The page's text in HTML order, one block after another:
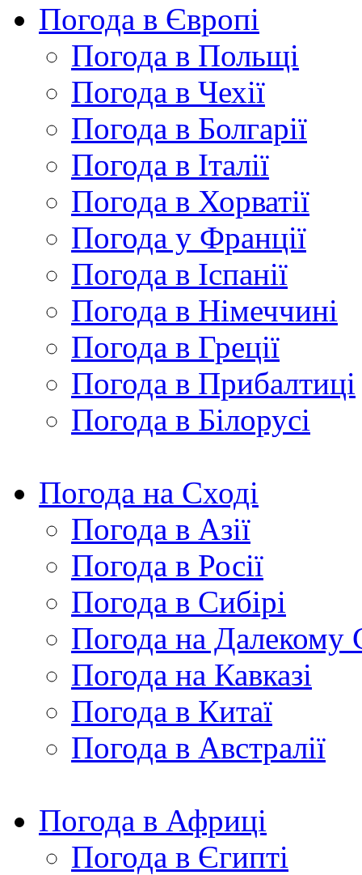
Погода в Європі
Погода в Польщі
Погода в Чехії
Погода в Болгарії
Погода в Італії
Погода в Хорватії
Погода у Франції
Погода в Іспанії
Погода в Німеччині
Погода в Греції
Погода в Прибалтиці
Погода в Білорусі
Погода на Сході
Погода в Азії
Погода в Росії
Погода в Сибірі
Погода на Далекому
Погода на Кавказі
Погода в Китаї
Погода в Австралії
Погода в Африці
Погода в Єгипті